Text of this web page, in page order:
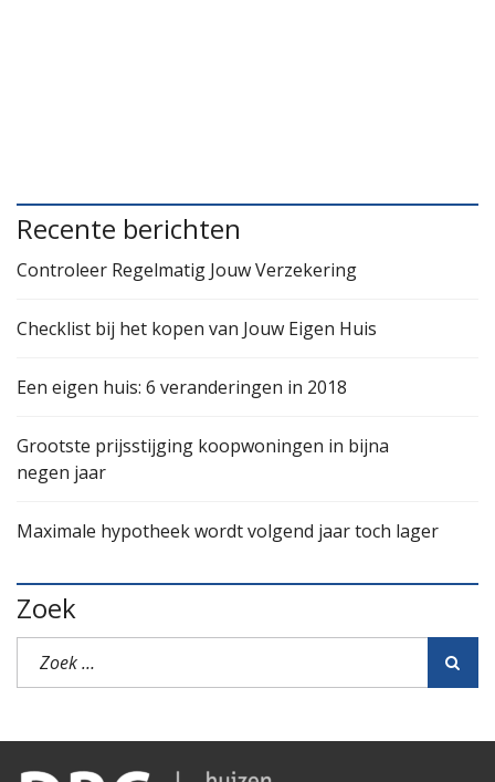
Recente berichten
Controleer Regelmatig Jouw Verzekering
Checklist bij het kopen van Jouw Eigen Huis
Een eigen huis: 6 veranderingen in 2018
Grootste prijsstijging koopwoningen in bijna
negen jaar
Maximale hypotheek wordt volgend jaar toch lager
Zoek